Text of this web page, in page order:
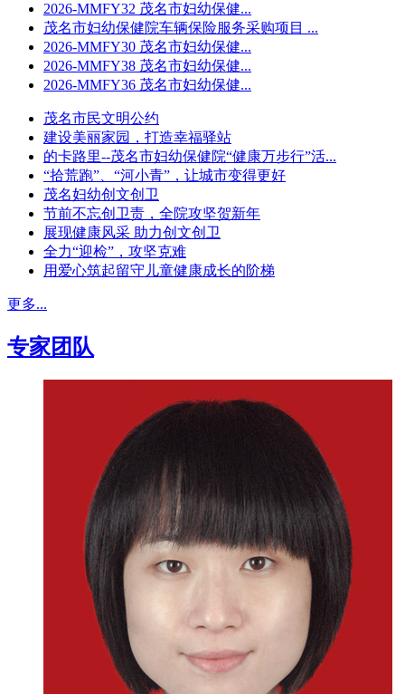
2026-MMFY32 茂名市妇幼保健...
茂名市妇幼保健院车辆保险服务采购项目 ...
2026-MMFY30 茂名市妇幼保健...
2026-MMFY38 茂名市妇幼保健...
2026-MMFY36 茂名市妇幼保健...
茂名市民文明公约
建设美丽家园，打造幸福驿站
的卡路里--茂名市妇幼保健院“健康万步行”活...
“拾荒跑”、“河小青”，让城市变得更好
茂名妇幼创文创卫
节前不忘创卫责，全院攻坚贺新年
展现健康风采 助力创文创卫
全力“迎检”，攻坚克难
用爱心筑起留守儿童健康成长的阶梯
更多...
专家团队